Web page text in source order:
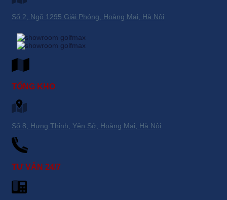
Số 2, Ngõ 1295 Giải Phóng, Hoàng Mai, Hà Nội
TỔNG KHO
Số 8, Hưng Thịnh, Yên Sở, Hoàng Mai, Hà Nội
TƯ VẤN 24/7